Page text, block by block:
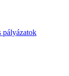
pályázatok